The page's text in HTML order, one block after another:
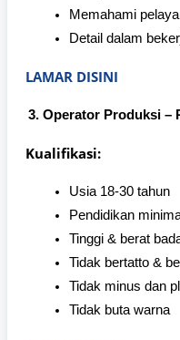
Memahami
Detail dalam
LAMAR DISINI
Operator Produksi –
Kualifikasi:
Usia 18-30 tahun
Pendidikan
Tinggi & berat
Tidak bertatto &
Tidak minus dan
Tidak buta warna